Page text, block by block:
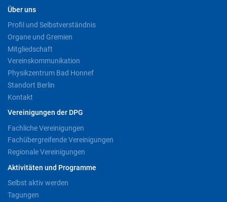
Über uns
Profil und Selbstverständnis
Organe und Gremien
Mitgliedschaft
Vereinskommunikation
Physikzentrum Bad Honnef
Standort Berlin
Kontakt
Vereinigungen der DPG
Fachliche Vereinigungen
Fachübergreifende Vereinigungen
Regionale Vereinigungen
Aktivitäten und Programme
Selbst aktiv werden
Tagungen